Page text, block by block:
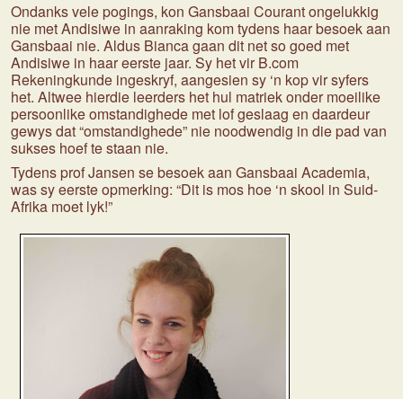
Ondanks vele pogings, kon Gansbaai Courant ongelukkig
nie met Andisiwe in aanraking kom tydens haar besoek aan
Gansbaai nie. Aldus Bianca gaan dit net so goed met
Andisiwe in haar eerste jaar. Sy het vir B.com
Rekeningkunde ingeskryf, aangesien sy ‘n kop vir syfers
het. Altwee hierdie leerders het hul matriek onder moeilike
persoonlike omstandighede met lof geslaag en daardeur
gewys dat “omstandighede” nie noodwendig in die pad van
sukses hoef te staan nie.
Tydens prof Jansen se besoek aan Gansbaai Academia,
was sy eerste opmerking: “Dit is mos hoe ‘n skool in Suid-
Afrika moet lyk!”